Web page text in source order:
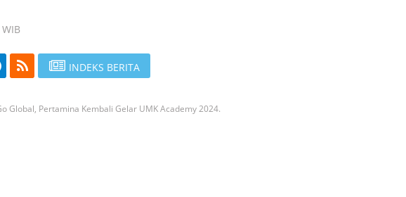
INDEKS BERITA
Global, Pertamina Kembali Gelar UMK Academy 2024.